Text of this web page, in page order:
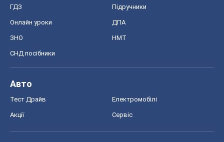
ГДЗ Підручники
Онлайн уроки ДПА
ЗНО НМТ
СНД посібники
Авто
Тест Драйв Електромобілі
Акції Сервіс